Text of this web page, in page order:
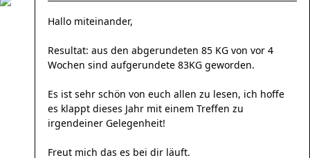
Hallo miteinander,
Resultat: aus den abgerundeten 85 KG von vor 4
Wochen sind aufgerundete 83KG geworden.
Es ist sehr schön von euch allen zu lesen, ich hoffe
es klappt dieses Jahr mit einem Treffen zu
irgendeiner Gelegenheit!
Freut mich das es bei dir läuft.